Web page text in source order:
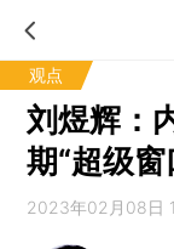
观点
刘煜辉：
期“超级窗
2023年02月08日